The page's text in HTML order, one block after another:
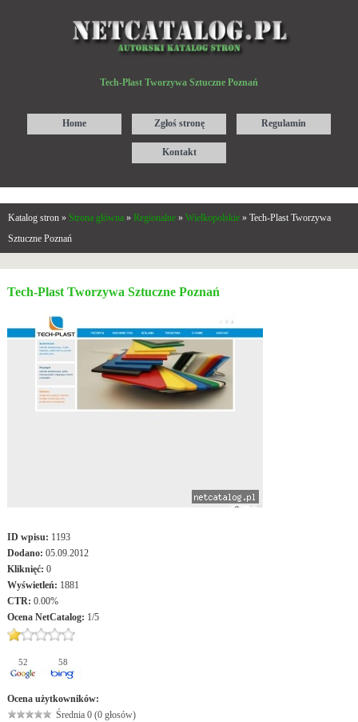
Tech-Plast Tworzywa Sztuczne Poznań
Home Zgłoś stronę Regulamin
Kontakt
Katalog stron » Strona główna » Regionalne » Wielkopolskie » Tech-Plast Tworzywa
Sztuczne Poznań
Tech-Plast Tworzywa Sztuczne Poznań
ID wpisu: 1193
Dodano: 05.09.2012
Kliknięć: 0
Wyświetleń: 1881
CTR: 0.00%
Ocena NetCatalog: 1/5
52 58
Ocena użytkowników:
Średnia 0 (0 głosów)